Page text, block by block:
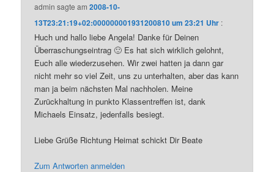
admin sagte am2008-10-
13T23:21:19+02:000000001931200810 um 23:21 Uhr :
Huch und hallo liebe Angela! Danke für Deinen
Überraschungseintrag 🙂 Es hat sich wirklich gelohnt,
Euch alle wiederzusehen. Wir zwei hatten ja dann gar
nicht mehr so viel Zeit, uns zu unterhalten, aber das kann
man ja beim nächsten Mal nachholen. Meine
Zurückhaltung in punkto Klassentreffen ist, dank
Michaels Einsatz, jedenfalls besiegt.
Liebe Grüße Richtung Heimat schickt Dir Beate
Zum Antworten anmelden